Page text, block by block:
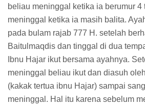
beliau meninggal ketika ia berumur 4
meninggal ketika ia masih balita.
pada bulam rajab 777 H. setelah
Baitulmaqdis dan tinggal di dua
Ibnu Hajar ikut bersama ayahnya.
meninggal beliau ikut dan diasuh
(kakak tertua ibnu Hajar) sampai
meninggal. Hal itu karena sebelum